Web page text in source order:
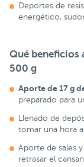
Deportes de
energético,
Qué beneficios
500 g
Aporte de 17 g
preparado para
Llenado de
tomar una hora
Aporte de sales
retrasar el